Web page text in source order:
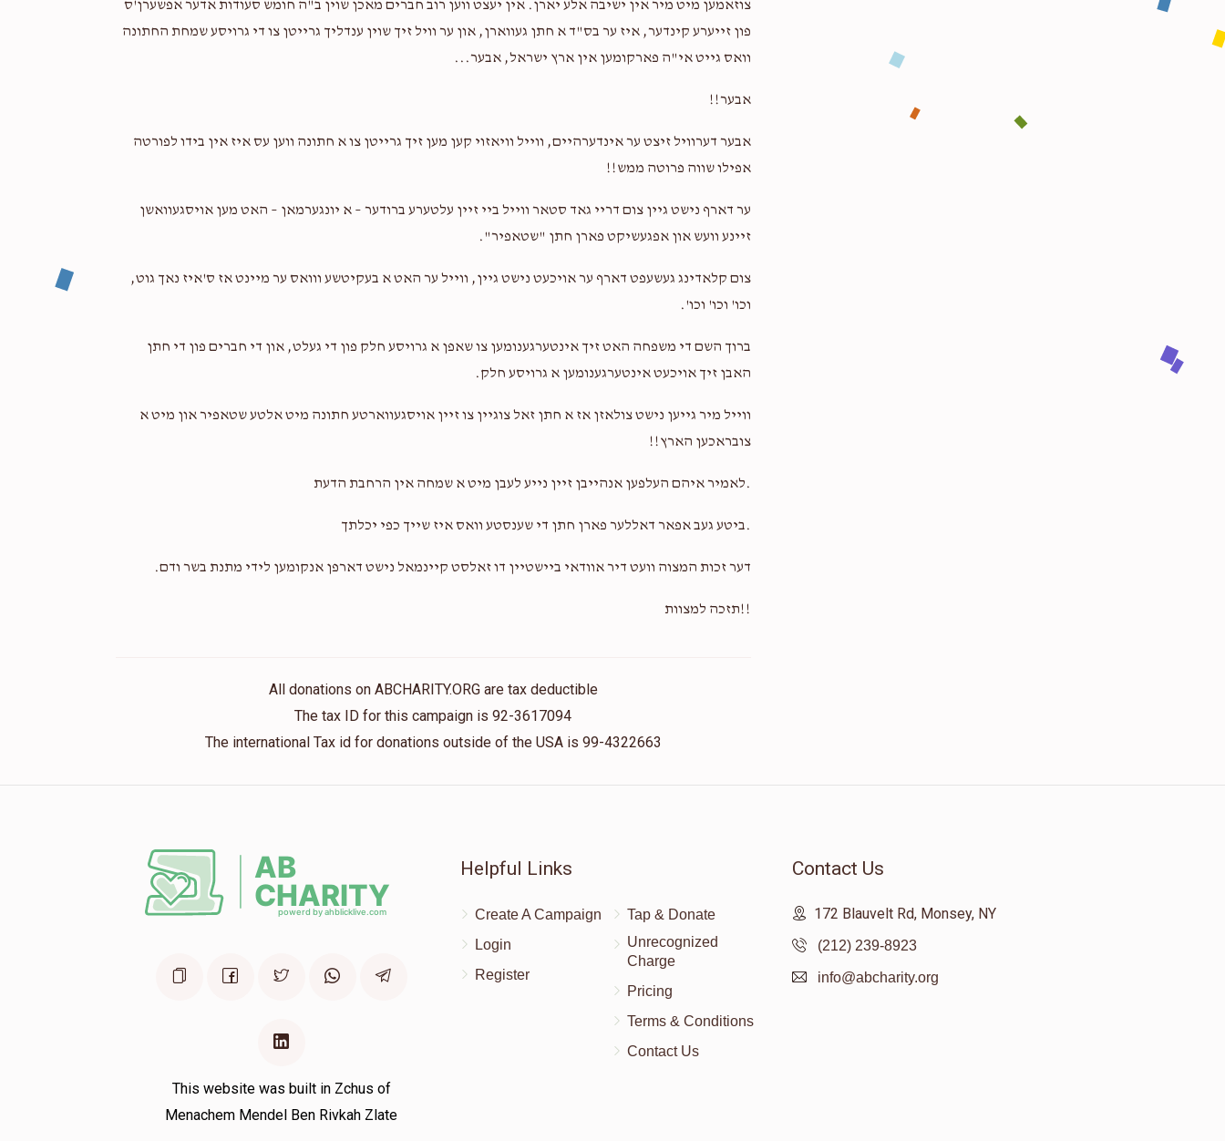
צוזאמען מיט מיר אין ישיבה אלע יארן. אין יעצט ווען רוב חברים מאכן שוין ב"ה חומש סעודות אדער אפשערן'ס
פון זייערע קינדער, איז ער בס"ד א חתן געווארן, און ער וויל זיך שוין ענדליך גרייטן צו די גרויסע שמחת החתונה
וואס גייט אי"ה פארקומען אין ארץ ישראל, אבער...
אבער!!
אבער דערוויל זיצט ער אינדערהיים, ווייל וויאזוי קען מען זיך גרייטן צו א חתונה ווען עס איז אין בידו לפורטה
אפילו שווה פרוטה ממש!!
ער דארף נישט גיין צום דריי גאד סטאר ווייל ביי זיין עלטערע ברודער – א יונגערמאן – האט מען אויסגעוואשן
זיינע וועש און אפגעשיקט פארן חתן "שטאפיר".
צום קלאדינג געשעפט דארף ער אויכעט נישט גיין, ווייל ער האט א בעקיטשע ווואס ער מיינט אז ס'איז נאך גוט,
וכו' וכו' וכו'.
ברוך השם די משפחה האט זיך אינטערגענומען צו שאפן א גרויסע חלק פון די געלט, און די חברים פון די חתן
האבן זיך אויכעט אינטערגענומען א גרויסע חלק.
ווייל מיר גייען נישט צולאזן אז א חתן זאל צוגיין צו זיין אויסגעווארטע חתונה מיט אלטע שטאפיר און מיט א
צובראכען הארץ!!
.לאמיר איהם העלפען אנהייבן זיין נייע לעבן מיט א שמחה אין הרחבת הדעת
.ביטע געב אפאר דאללער פארן חתן די שענסטע וואס איז שייך כפי יכלתך
דער זכות המצוה וועט דיר אוודאי ביישטיין דו זאלסט קיינמאל נישט דארפן אנקומען לידי מתנת בשר ודם.
!!תזכה למצוות
All donations on ABCHARITY.ORG are tax deductible
The tax ID for this campaign is 92-3617094
The international Tax id for donations outside of the USA is 99-4322663
This website was built in Zchus of
Menachem Mendel Ben Rivkah Zlate
Helpful Links
Create A Campaign
Login
Register
Tap & Donate
Unrecognized
Charge
Pricing
Terms & Conditions
Contact Us
Contact Us
172 Blauvelt Rd, Monsey, NY
(212) 239-8923
info@abcharity.org